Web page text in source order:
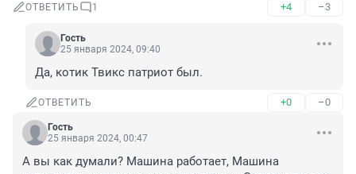
ОТВЕТИТЬ 1 +4 –3
Гость
25 января 2024, 09:40
Да, котик Твикс патриот был.
ОТВЕТИТЬ +0 –0
Гость
25 января 2024, 00:47
А вы как думали? Машина работает, Машина